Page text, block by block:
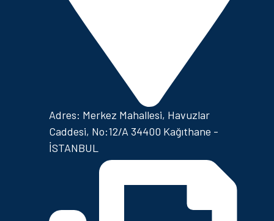
Adres: Merkez Mahallesi, Havuzlar
Caddesi, No:12/A 34400 Kağıthane -
İSTANBUL